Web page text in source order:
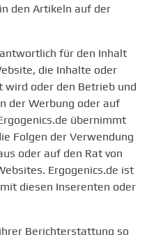
den Artikeln auf der
für den Inhalt
die Inhalte oder
wird oder den Betrieb und
der Werbung oder auf
übernimmt
Folgen der Verwendung
oder auf den Rat von
Ergogenics.de ist
diesen Inserenten oder
Berichterstattung so